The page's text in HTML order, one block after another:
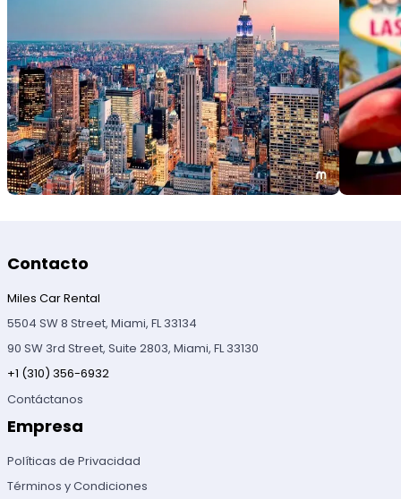
Contacto
Miles Car Rental
5504 SW 8 Street, Miami, FL 33134
90 SW 3rd Street, Suite 2803, Miami, FL 33130
+1 (310) 356-6932
Contáctanos
Empresa
Políticas de Privacidad
Términos y Condiciones